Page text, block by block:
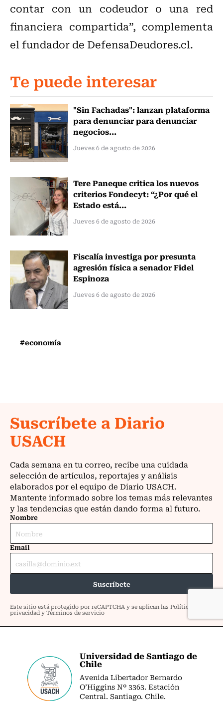
contar con un codeudor o una red
financiera compartida”, complementa
el fundador de DefensaDeudores.cl.
Te puede interesar
"Sin Fachadas": lanzan plataforma
para denunciar para denunciar
negocios...
Jueves 6 de agosto de 2026
Tere Paneque critica los nuevos
criterios Fondecyt: “¿Por qué el
Estado está...
Jueves 6 de agosto de 2026
Fiscalía investiga por presunta
agresión física a senador Fidel
Espinoza
Jueves 6 de agosto de 2026
#economía
Universidad de Santiago de
Chile
Avenida Libertador Bernardo
O’Higgins Nº 3363. Estación
Central. Santiago. Chile.